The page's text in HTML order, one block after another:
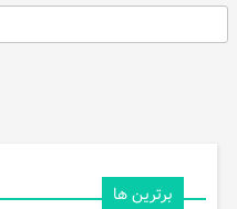
برترین ها